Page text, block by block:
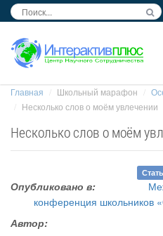
Главная Школьный марафон
Несколько слов о моём увлечении
Несколько слов о моём
Опубликовано в:
конференция школьников
Автор: